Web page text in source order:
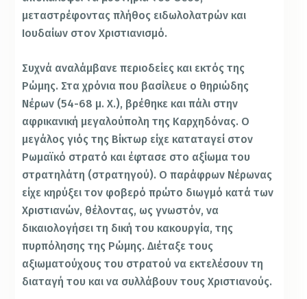
μεταστρέφοντας πλήθος ειδωλολατρών και
Ιουδαίων στον Χριστιανισμό.
Συχνά αναλάμβανε περιοδείες και εκτός της
Ρώμης. Στα χρόνια που βασίλευε ο θηριώδης
Νέρων (54-68 μ. Χ.), βρέθηκε και πάλι στην
αφρικανική μεγαλούπολη της Καρχηδόνας. Ο
μεγάλος γιός της Βίκτωρ είχε καταταγεί στον
Ρωμαϊκό στρατό και έφτασε στο αξίωμα του
στρατηλάτη (στρατηγού). Ο παράφρων Νέρωνας
είχε κηρύξει τον φοβερό πρώτο διωγμό κατά των
Χριστιανών, θέλοντας, ως γνωστόν, να
δικαιολογήσει τη δική του κακουργία, της
πυρπόλησης της Ρώμης. Διέταξε τους
αξιωματούχους του στρατού να εκτελέσουν τη
διαταγή του και να συλλάβουν τους Χριστιανούς.